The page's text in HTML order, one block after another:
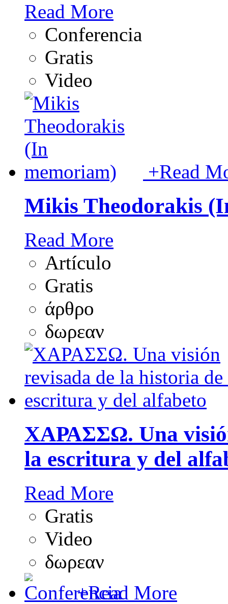
Read More
Conferencia
Gratis
Video
+Read
Mikis Theodorakis
Read More
Artículo
Gratis
άρθρο
δωρεαν
ΧΑΡΑΣΣΩ. Una
la escritura y del
Read More
Gratis
Video
δωρεαν
+Read More